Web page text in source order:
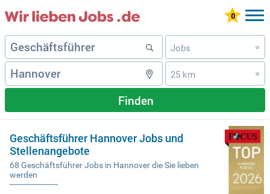
Jobs »
25 km »
Finden
Geschäftsführer Hannover Jobs und
Stellenangebote
68 Geschäftsführer Jobs in Hannover die Sie lieben
werden